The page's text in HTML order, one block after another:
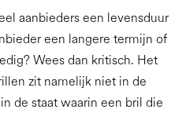
aanbieders een levensduur
een langere termijn of
Wees dan kritisch. Het
zit namelijk niet in de
de staat waarin een bril die